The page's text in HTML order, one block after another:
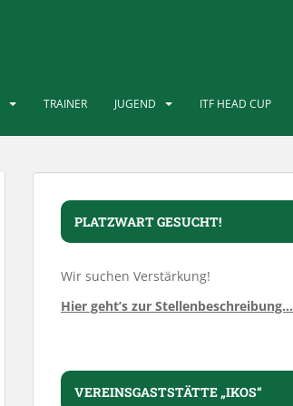
TRAINER JUGEND ITF HEAD CUP
PLATZWART GESUCHT!
Wir suchen Verstärkung!
Hier geht’s zur Stellenbeschreibung…
VEREINSGASTSTÄTTE „IKOS“